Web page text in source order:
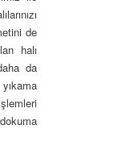
de
halı
da